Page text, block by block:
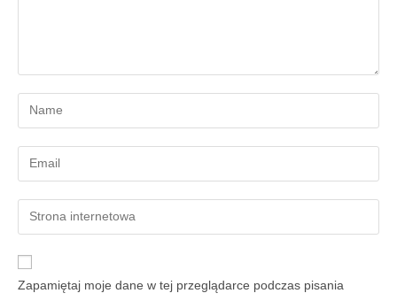
Zapamiętaj moje dane w tej przeglądarce podczas pisania